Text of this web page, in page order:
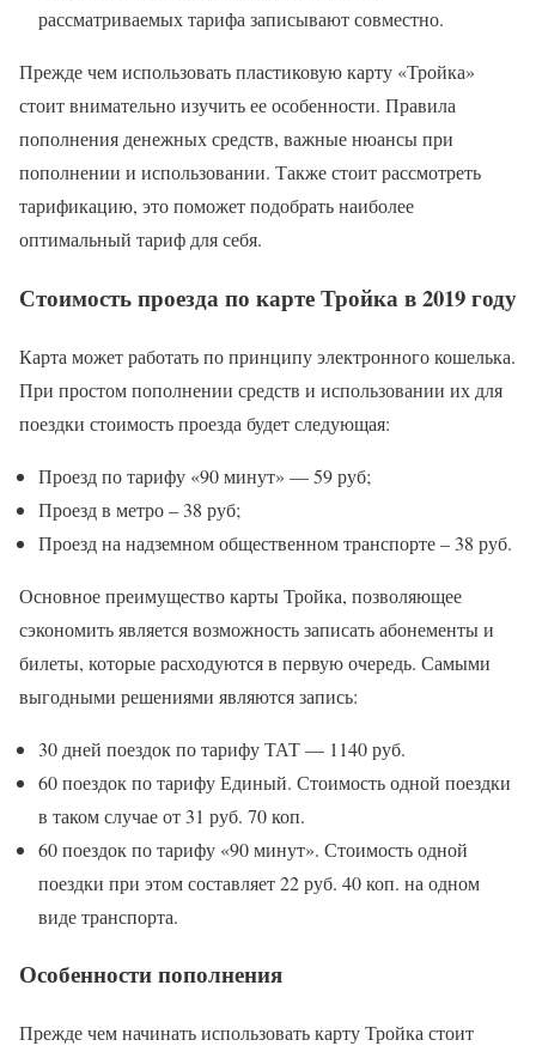
рассматриваемых тарифа записывают совместно.
Прежде чем использовать пластиковую карту «Тройка»
стоит внимательно изучить ее особенности. Правила
пополнения денежных средств, важные нюансы при
пополнении и использовании. Также стоит рассмотреть
тарификацию, это поможет подобрать наиболее
оптимальный тариф для себя.
Стоимость проезда по карте Тройка в 2019 году
Карта может работать по принципу электронного кошелька.
При простом пополнении средств и использовании их для
поездки стоимость проезда будет следующая:
Проезд по тарифу «90 минут» — 59 руб;
Проезд в метро – 38 руб;
Проезд на надземном общественном транспорте – 38 руб.
Основное преимущество карты Тройка, позволяющее
сэкономить является возможность записать абонементы и
билеты, которые расходуются в первую очередь. Самыми
выгодными решениями являются запись:
30 дней поездок по тарифу ТАТ — 1140 руб.
60 поездок по тарифу Единый. Стоимость одной поездки
в таком случае от 31 руб. 70 коп.
60 поездок по тарифу «90 минут». Стоимость одной
поездки при этом составляет 22 руб. 40 коп. на одном
виде транспорта.
Особенности пополнения
Прежде чем начинать использовать карту Тройка стоит